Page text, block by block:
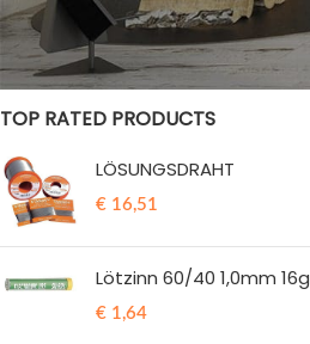
Vorrätig
TOP RATED PRODUCTS
LÖSUNGSDRAHT
€ 16,51
Lötzinn 60/40 1,0mm 16g
€ 1,64